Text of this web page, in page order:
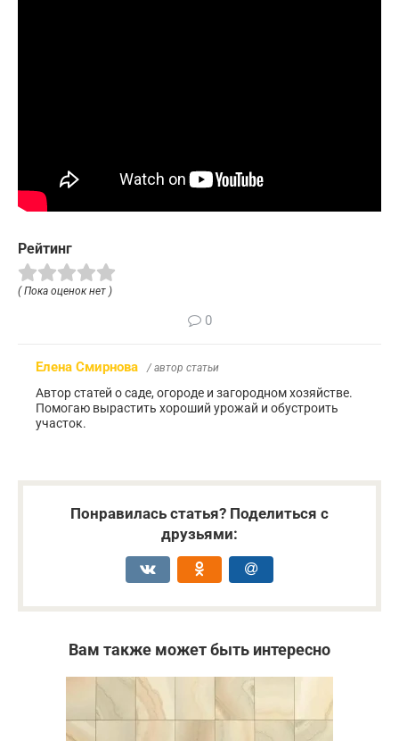
Рейтинг
( Пока оценок нет )
0
Елена Смирнова / автор статьи
Автор статей о саде, огороде и загородном хозяйстве.
Помогаю вырастить хороший урожай и обустроить
участок.
Понравилась статья? Поделиться с
друзьями:
Вам также может быть интересно